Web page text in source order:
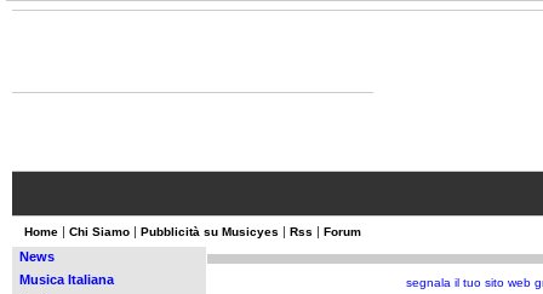
Home | Chi Siamo | Pubblicità su Musicyes | Rss | Forum
News
Musica Italiana
segnala il tuo sito web